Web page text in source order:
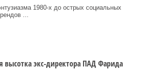
1980‑х до острых социальных
...
высотка экс-директора ПАД Фарида